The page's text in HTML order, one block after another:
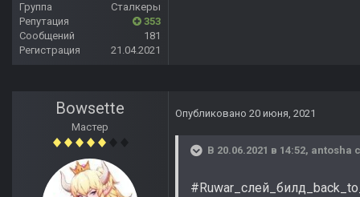
Группа
Сталкеры
Репутация
353
Сообщений
181
Регистрация
21.04.2021
Bowsette
Мастер
Опубликовано 20 июня, 2021
В 20.06.2021 в 14:52, antosha